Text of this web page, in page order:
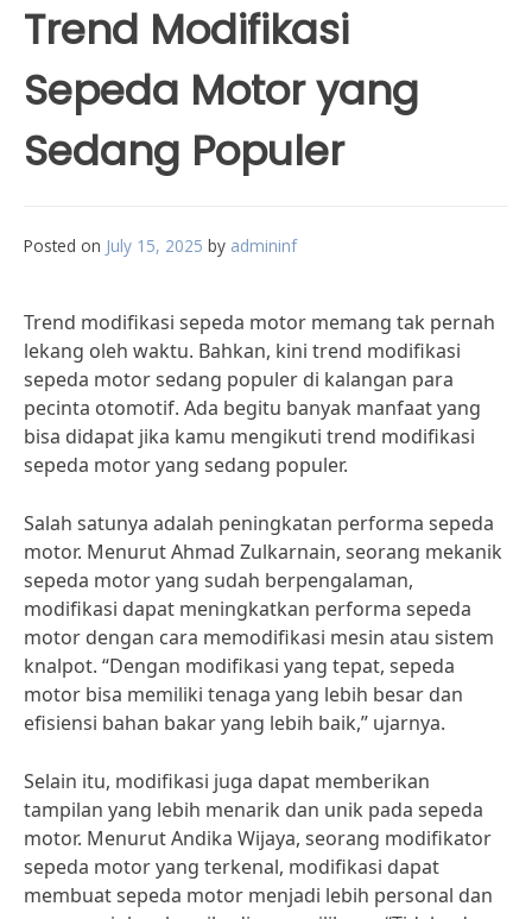
Trend Modifikasi
Sepeda Motor yang
Sedang Populer
Posted on July 15, 2025 by admininf
Trend modifikasi sepeda motor memang tak pernah
lekang oleh waktu. Bahkan, kini trend modifikasi
sepeda motor sedang populer di kalangan para
pecinta otomotif. Ada begitu banyak manfaat yang
bisa didapat jika kamu mengikuti trend modifikasi
sepeda motor yang sedang populer.
Salah satunya adalah peningkatan performa sepeda
motor. Menurut Ahmad Zulkarnain, seorang mekanik
sepeda motor yang sudah berpengalaman,
modifikasi dapat meningkatkan performa sepeda
motor dengan cara memodifikasi mesin atau sistem
knalpot. “Dengan modifikasi yang tepat, sepeda
motor bisa memiliki tenaga yang lebih besar dan
efisiensi bahan bakar yang lebih baik,” ujarnya.
Selain itu, modifikasi juga dapat memberikan
tampilan yang lebih menarik dan unik pada sepeda
motor. Menurut Andika Wijaya, seorang modifikator
sepeda motor yang terkenal, modifikasi dapat
membuat sepeda motor menjadi lebih personal dan